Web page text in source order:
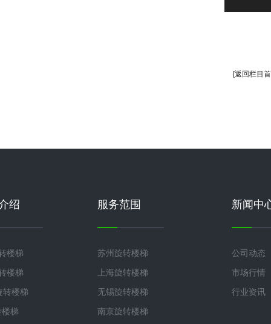
[返回栏目
绍
楼梯
楼梯
转楼梯
梯
服务范围
苏州旋转楼梯
上海旋转楼梯
无锡旋转楼梯
南京旋转楼梯
新闻中
公司动态
市场行情
行业资讯